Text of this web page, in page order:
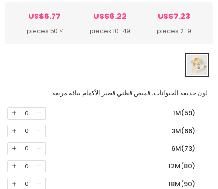
US$7.23
2-9 pieces
US$6.22
10-49 pieces
US$5.77
≥ 50 pieces
لون:حديقة الحيوانات، قميص قطني قصير الأكمام بياقة مربعة
1M(59)
0
3M(66)
0
6M(73)
0
12M(80)
0
18M(90)
0